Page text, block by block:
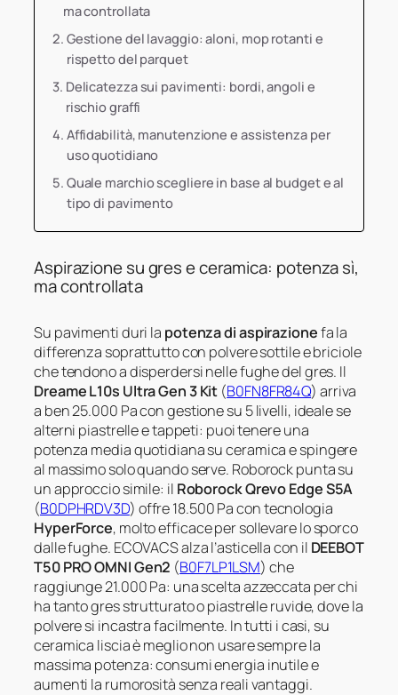
ma controllata
Gestione del lavaggio: aloni, mop rotanti e
rispetto del parquet
Delicatezza sui pavimenti: bordi, angoli e
rischio graffi
Affidabilità, manutenzione e assistenza per
uso quotidiano
Quale marchio scegliere in base al budget e al
tipo di pavimento
Aspirazione su gres e ceramica: potenza sì,
ma controllata
Su pavimenti duri la potenza di aspirazionefa la
differenza soprattutto con polvere sottile e briciole
che tendono a disperdersi nelle fughe del gres. Il
Dreame L10s Ultra Gen 3 Kit (B0FN8FR84Q) arriva
a ben 25.000 Pa con gestione su 5 livelli, ideale se
alterni piastrelle e tappeti: puoi tenere una
potenza media quotidiana su ceramica e spingere
al massimo solo quando serve. Roborock punta su
un approccio simile: il Roborock Qrevo Edge S5A
(B0DPHRDV3D) offre 18.500 Pa con tecnologia
HyperForce, molto efficace per sollevare lo sporco
dalle fughe. ECOVACS alza l’asticella con il DEEBOT
T50 PRO OMNI Gen2 (B0F7LP1LSM) che
raggiunge 21.000 Pa: una scelta azzeccata per chi
ha tanto gres strutturato o piastrelle ruvide, dove la
polvere si incastra facilmente. In tutti i casi, su
ceramica liscia è meglio non usare sempre la
massima potenza: consumi energia inutile e
aumenti la rumorosità senza reali vantaggi.